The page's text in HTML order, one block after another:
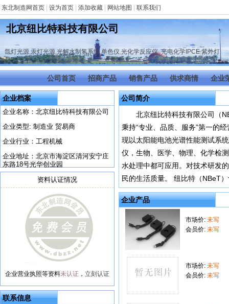
东北制造网首页 设为首页 添加收藏 网站地图 联系我们
北京纽比特科技有限公司
氙灯光源,汞灯光源,光解水制氢系统,单色仪,光化学反应仪,光电化学IPCE,紫外灯
公司首页 招商产品 销售产品 供求商情 企业
企业档案
企业名称：北京纽比特科技有限公司
企业类型: 制造业 贸易商
企业行业：工程机械
企业地址：北京市海淀区清河安宁庄
东路18号光华创业园
资料认证情况
企业营业执照等资料未认证 ， 立刻认证
联系信息
公司简介
北京纽比特科技有限公司（
秉持“专业、品质、服务”第一的
现以太阳能电池光谱性能测试系
仪，生物、医学、物理、化学检
水处理中都可应用。对技术研发
民的生活质量。 纽比特（NBeT
企业产品
市场价: 未写
会员价: 未写
市场价: 未写
会员价: 未写